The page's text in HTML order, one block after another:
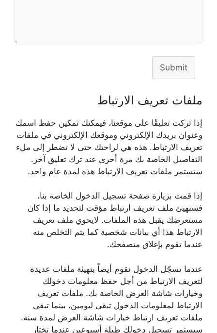
Submit
ملفات تعريف الارتباط
إذا تركت تعليقًا على موقعنا، فيمكنك تمكين حفظ اسمك
وعنوان بريدك الإلكتروني وموقعك الإلكتروني في ملفات
تعريف الارتباط. هذه هي لراحتك حتى لا تضطر إلى ملء
التفاصيل الخاصة بك مرة أخرى عند ترك تعليق آخر.
ستستمر ملفات تعريف الارتباط هذه لمدة عام واحد.
إذا قمت بزيارة صفحة تسجيل الدخول الخاصة بنا،
فسنهيئ ملف تعريف ارتباط مؤقت لتحديد ما إذا كان
مستعرضك يقبل هذه الملفات. لايحوي ملف تعريف
الارتباط هذا أي بيانات شخصية كما يتم التخلص منه
عندما تقوم بإغلاق متصفحك.
عندما تسجّل الدخول نقوم أيضاً بتهيئة ملفات عديدة
لتعريف الارتباط من أجل حفظ معلومات دخولك
وخيارات شاشة العرض الخاصة بك. ملفات تعريف
الارتباط لمعلومات الدخول تبقى ليومين، بينما تبقى
ملفات تعريف ارتباط خيارات شاشة العرض لمدة سنة.
سيستمر تسجيل دخولك طيلة أسبوعين عندما تختار